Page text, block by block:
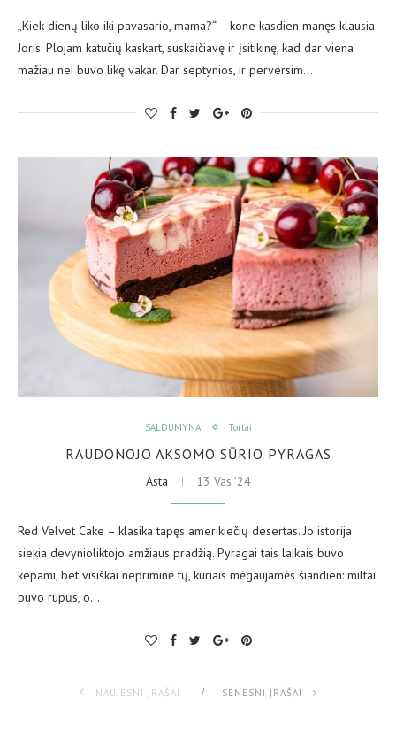
„Kiek dienų liko iki pavasario, mama?“ – kone kasdien manęs klausia
Joris. Plojam katučių kaskart, suskaičiavę ir įsitikinę, kad dar viena
mažiau nei buvo likę vakar. Dar septynios, ir perversim…
SALDUMYNAI Tortai
RAUDONOJO AKSOMO SŪRIO PYRAGAS
Asta 13 Vas ’24
Red Velvet Cake – klasika tapęs amerikiečių desertas. Jo istorija
siekia devynioliktojo amžiaus pradžią. Pyragai tais laikais buvo
kepami, bet visiškai nepriminė tų, kuriais mėgaujamės šiandien: miltai
buvo rupūs, o…
NAUJESNI ĮRAŠAI SENESNI ĮRAŠAI